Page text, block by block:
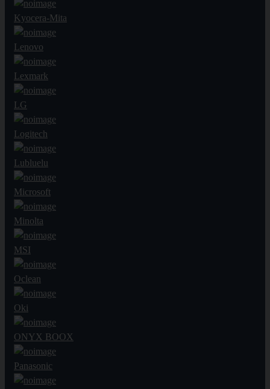
Kyocera-Mita
Lenovo
Lexmark
LG
Logitech
Lubluelu
Microsoft
Minolta
MSI
Oclean
Oki
ONYX BOOX
Panasonic